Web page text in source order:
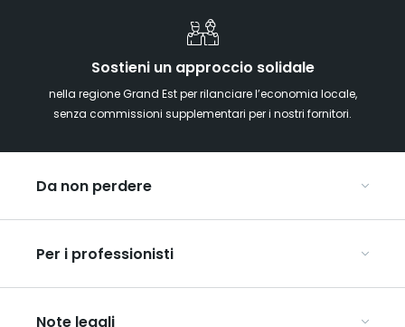
Sostieni un approccio solidale
nella regione Grand Est per rilanciare l’economia locale,
senza commissioni supplementari per i nostri fornitori.
Da non perdere
Alsazia
Ardenne
Champagne
Per i professionisti